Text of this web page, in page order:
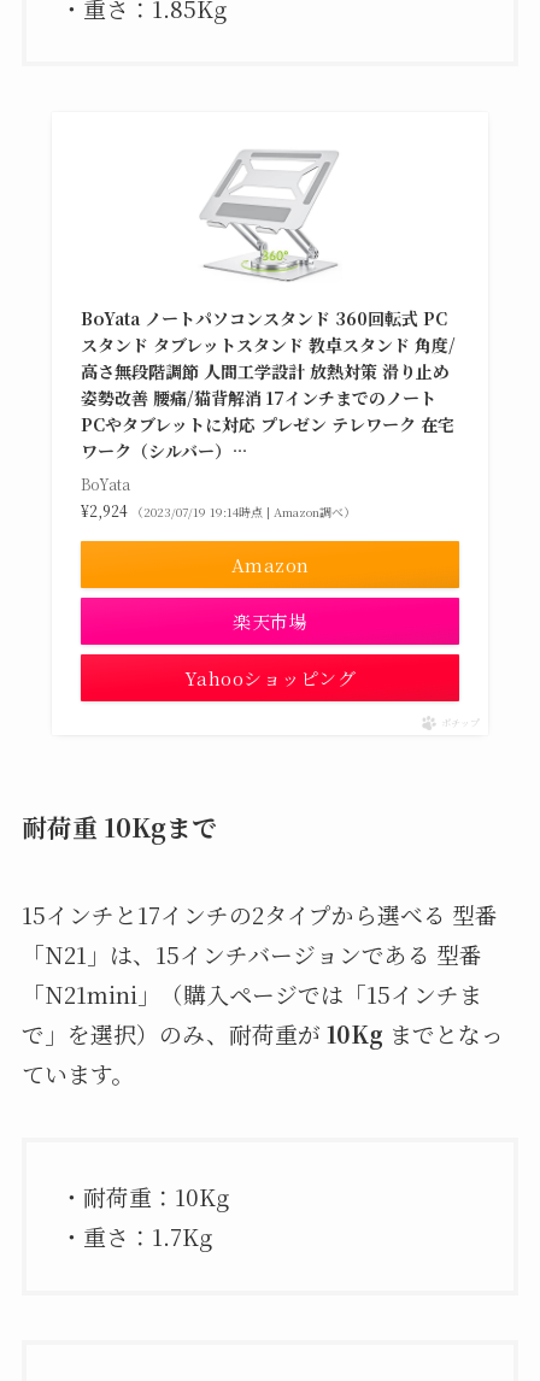
・重さ：1.85Kg
BoYata ノートパソコンスタンド 360回転式 PC
スタンド タブレットスタンド 教卓スタンド 角度/
高さ無段階調節 人間工学設計 放熱対策 滑り止め
姿勢改善 腰痛/猫背解消 17インチまでのノート
PCやタブレットに対応 プレゼン テレワーク 在宅
ワーク（シルバー）…
BoYata
¥2,924 （2023/07/19 19:14時点 | Amazon調べ）
Amazon
楽天市場
Yahooショッピング
ポチップ
耐荷重 10Kgまで
15インチと17インチの2タイプから選べる 型番
「N21」は、15インチバージョンである 型番
「N21mini」（購入ページでは「15インチま
で」を選択）のみ、耐荷重が 10Kg までとなっ
ています。
・耐荷重：10Kg
・重さ：1.7Kg